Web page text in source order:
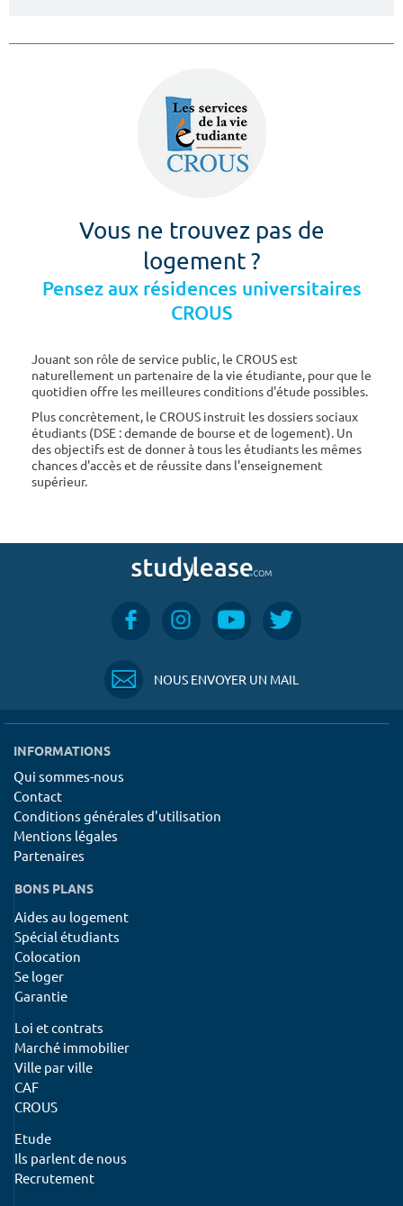
Vous ne trouvez pas de
logement ?
Pensez aux résidences universitaires
CROUS
Jouant son rôle de service public, le CROUS est
naturellement un partenaire de la vie étudiante, pour que le
quotidien offre les meilleures conditions d'étude possibles.
Plus concrètement, le CROUS instruit les dossiers sociaux
étudiants (DSE : demande de bourse et de logement). Un
des objectifs est de donner à tous les étudiants les mêmes
chances d'accès et de réussite dans l'enseignement
supérieur.
NOUS ENVOYER UN MAIL
INFORMATIONS
Qui sommes-nous
Contact
Conditions générales d'utilisation
Mentions légales
Partenaires
BONS PLANS
Aides au logement
Spécial étudiants
Colocation
Se loger
Garantie
Loi et contrats
Marché immobilier
Ville par ville
CAF
CROUS
Etude
Ils parlent de nous
Recrutement